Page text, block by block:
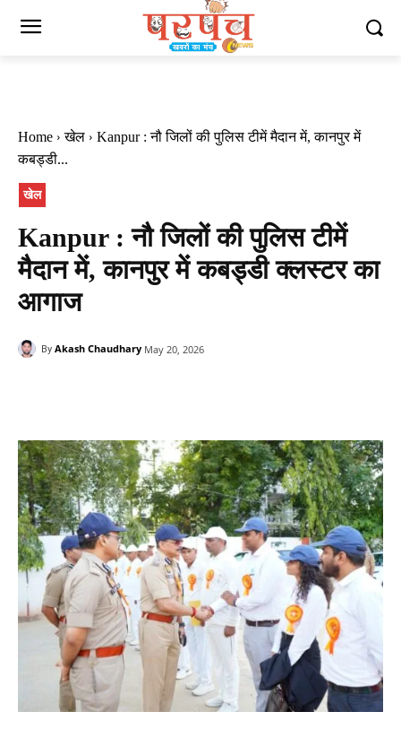
Home खेल
Kanpur : नौ जिलों की पुलिस टीमें मैदान में, कानपुर में
कबड्डी...
खेल
Kanpur : नौ जिलों की पुलिस टीमें
मैदान में, कानपुर में कबड्डी क्लस्टर का
आगाज
By Akash Chaudhary May 20, 2026